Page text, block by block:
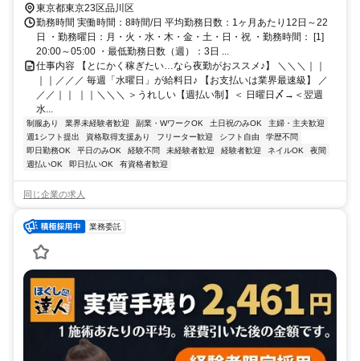
東京都東京23区品川区
勤務時間 実働時間：8時間/日 平均勤務日数：1ヶ月あたり12日～22
日 ・勤務曜日：月・火・水・木・金・土・日・祝 ・勤務時間： [1]
20:00～05:00 ・最低勤務日数（週）：3日 ...
仕事内容 【とにかく稼ぎたい…なら夜勤がおススメ♪】 ＼＼＼｜｜
｜｜／／／ 毎週「水曜日」が給料日♪ 【お支払いは業界最速級】 ／
／／｜｜ ｜｜＼＼＼ ＞うれしい【週払い制】＜ 日曜日〆→＜翌週
水...
制服あり 業界未経験者歓迎 副業・WワークOK 土日祝のみOK
主婦・主夫歓迎
週1シフト提出
資格取得支援あり フリーター歓迎 シフト自由
学歴不問
即日勤務OK
平日のみOK 経験不問 未経験者歓迎 経験者歓迎 ネイルOK
夜間
週払いOK
即日払いOK 有資格者歓迎
同じ企業の求人
業務委託